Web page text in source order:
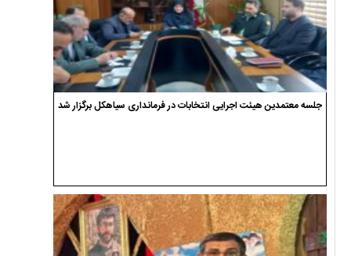
جلسه معتمدین هیئت اجرایی انتخابات در فرمانداری سیاهکل برگزار شد